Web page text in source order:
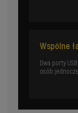
Wspólne
Dwa porty
osób